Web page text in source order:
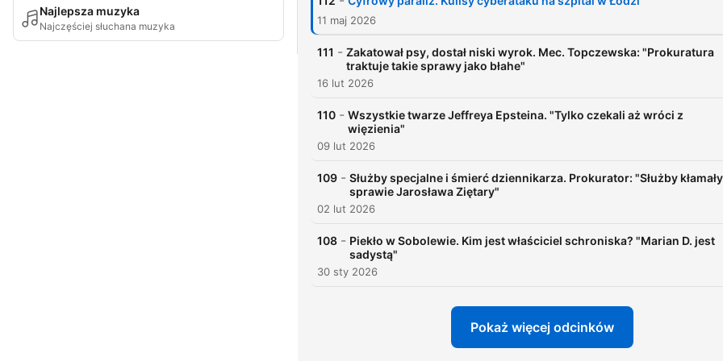
Najlepsza muzyka
Najczęściej słuchana muzyka 11 maj 2026
111 - Zakatował psy, dostał niski wyrok. Mec. Topczewska: "Prokuratura
traktuje takie sprawy jako błahe"
16 lut 2026
110 - Wszystkie twarze Jeffreya Epsteina. "Tylko czekali aż wróci z
więzienia"
09 lut 2026
109 - Służby specjalne i śmierć dziennikarza. Prokurator: "Służby
sprawie Jarosława Ziętary"
02 lut 2026
108 - Piekło w Sobolewie. Kim jest właściciel schroniska? "Marian D. jest
sadystą"
30 sty 2026
Pokaż więcej odcinków